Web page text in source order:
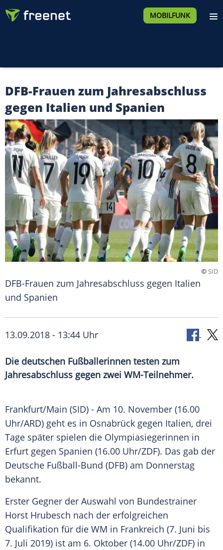
MOBILFUNK
DFB-Frauen zum Jahresabschluss
gegen Italien und Spanien
©SID
DFB-Frauen zum Jahresabschluss gegen Italien
und Spanien
13.09.2018 - 13:44 Uhr
Die deutschen Fußballerinnen testen zum
Jahresabschluss gegen zwei WM-Teilnehmer.
Frankfurt/Main (SID) - Am 10. November (16.00
Uhr/ARD) geht es in Osnabrück gegen Italien, drei
Tage später spielen die Olympiasiegerinnen in
Erfurt gegen Spanien (16.00 Uhr/ZDF). Das gab der
Deutsche Fußball-Bund (DFB) am Donnerstag
bekannt.
Erster Gegner der Auswahl von Bundestrainer
Horst Hrubesch nach der erfolgreichen
Qualifikation für die WM in Frankreich (7. Juni bis
7. Juli 2019) ist am 6. Oktober (14.00 Uhr/ZDF) in